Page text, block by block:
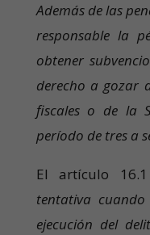
Además de las
responsable la
obtener
derecho a gozar
fiscales o de la
período de tres a
El artículo
tentativa
ejecución del